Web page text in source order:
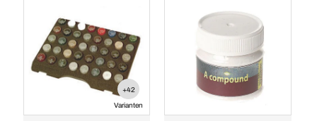
+42
Varianten